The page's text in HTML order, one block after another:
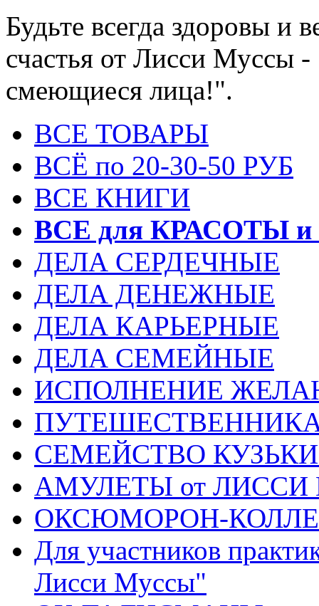
Будьте всегда здоровы и
счастья от Лисси Муссы
смеющиеся лица!".
ВСЕ ТОВАРЫ
ВСЁ по 20-30-50 РУБ
ВСЕ КНИГИ
ВСЕ для КРАСОТЫ
ДЕЛА СЕРДЕЧНЫЕ
ДЕЛА ДЕНЕЖНЫЕ
ДЕЛА КАРЬЕРНЫЕ
ДЕЛА СЕМЕЙНЫЕ
ИСПОЛНЕНИЕ
СЕМЕЙСТВО
АМУЛЕТЫ от
ОКСЮМОРОН-
Для участников
Лисси Муссы"